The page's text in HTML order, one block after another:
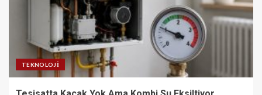
TEKNOLOJI